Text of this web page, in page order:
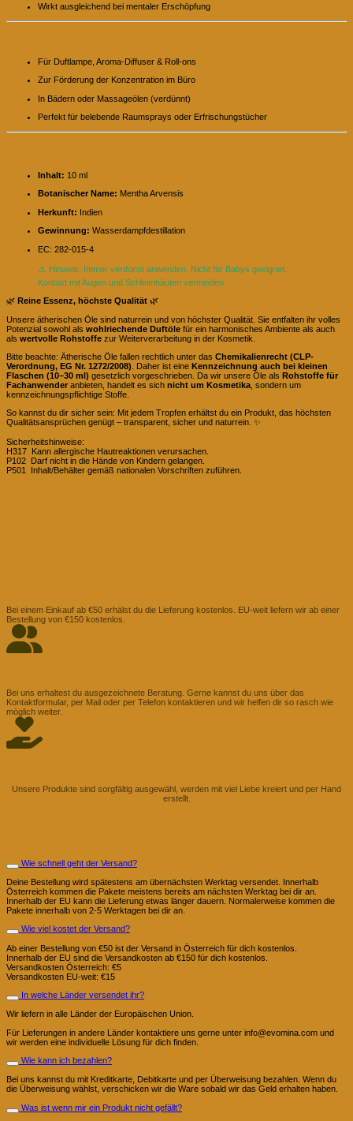
Wirkt ausgleichend bei mentaler Erschöpfung
Für Duftlampe, Aroma-Diffuser & Roll-ons
Zur Förderung der Konzentration im Büro
In Bädern oder Massageölen (verdünnt)
Perfekt für belebende Raumsprays oder Erfrischungstücher
Inhalt: 10 ml
Botanischer Name: Mentha Arvensis
Herkunft: Indien
Gewinnung: Wasserdampfdestillation
EC: 282-015-4
⚠️ Hinweis: Immer verdünnt anwenden. Nicht für Babys geeignet.
Kontakt mit Augen und Schleimhäuten vermeiden.
🌿 Reine Essenz, höchste Qualität 🌿
Unsere ätherischen Öle sind naturrein und von höchster Qualität. Sie entfalten ihr volles
Potenzial sowohl als wohlriechende Duftöle für ein harmonisches Ambiente als auch
als wertvolle Rohstoffe zur Weiterverarbeitung in der Kosmetik.
Bitte beachte: Ätherische Öle fallen rechtlich unter das Chemikalienrecht (CLP-
Verordnung, EG Nr. 1272/2008) . Daher ist eine Kennzeichnung auch bei kleinen
Flaschen (10–30 ml) gesetzlich vorgeschrieben. Da wir unsere Öle als Rohstoffe für
Fachanwender anbieten, handelt es sich nicht um Kosmetika , sondern um
kennzeichnungspflichtige Stoffe.
So kannst du dir sicher sein: Mit jedem Tropfen erhältst du ein Produkt, das höchsten
Qualitätsansprüchen genügt – transparent, sicher und naturrein. ✨
Sicherheitshinweise:
H317 Kann allergische Hautreaktionen verursachen.
P102 Darf nicht in die Hände von Kindern gelangen.
P501 Inhalt/Behälter gemäß nationalen Vorschriften zuführen.
Bei einem Einkauf ab €50 erhälst du die Lieferung kostenlos. EU-weit liefern wir ab einer
Bestellung von €150 kostenlos.
Bei uns erhaltest du ausgezeichnete Beratung. Gerne kannst du uns über das
Kontaktformular, per Mail oder per Telefon kontaktieren und wir helfen dir so rasch wie
möglich weiter.
Unsere Produkte sind sorgfältig ausgewähl, werden mit viel Liebe kreiert und per Hand
erstellt.
Wie schnell geht der Versand?
Deine Bestellung wird spätestens am übernächsten Werktag versendet. Innerhalb
Österreich kommen die Pakete meistens bereits am nächsten Werktag bei dir an.
Innerhalb der EU kann die Lieferung etwas länger dauern. Normalerweise kommen die
Pakete innerhalb von 2-5 Werktagen bei dir an.
Wie viel kostet der Versand?
Ab einer Bestellung von €50 ist der Versand in Österreich für dich kostenlos.
Innerhalb der EU sind die Versandkosten ab €150 für dich kostenlos.
Versandkosten Österreich: €5
Versandkosten EU-weit: €15
In welche Länder versendet ihr?
Wir liefern in alle Länder der Europäischen Union.
Für Lieferungen in andere Länder kontaktiere uns gerne unter info@evomina.com und
wir werden eine individuelle Lösung für dich finden.
Wie kann ich bezahlen?
Bei uns kannst du mit Kreditkarte, Debitkarte und per Überweisung bezahlen. Wenn du
die Überweisung wählst, verschicken wir die Ware sobald wir das Geld erhalten haben.
Was ist wenn mir ein Produkt nicht gefällt?